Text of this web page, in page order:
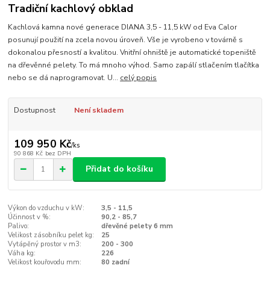
Tradiční kachlový obklad
Kachlová kamna nové generace DIANA 3,5 - 11,5 kW od Eva Calor
posunují použití na zcela novou úroveň. Vše je vyrobeno v továrně s
dokonalou přesností a kvalitou. Vnitřní ohniště je automatické topeniště
na dřevěnné pelety. To má mnoho výhod. Samo zapálí stlačením tlačítka
nebo se dá naprogramovat. U... celý popis
Dostupnost Není skladem
109 950 Kč/ks
90 868 Kč bez DPH
Přidat do košíku
Výkon do vzduchu v kW:
3,5 - 11,5
Účinnost v %:
90,2 - 85,7
Palivo:
dřevěné pelety 6 mm
Velikost zásobníku pelet kg:
25
Vytápěný prostor v m3:
200 - 300
Váha kg:
226
Velikost kouřovodu mm:
80 zadní